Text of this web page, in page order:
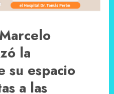
la
su espacio
a las